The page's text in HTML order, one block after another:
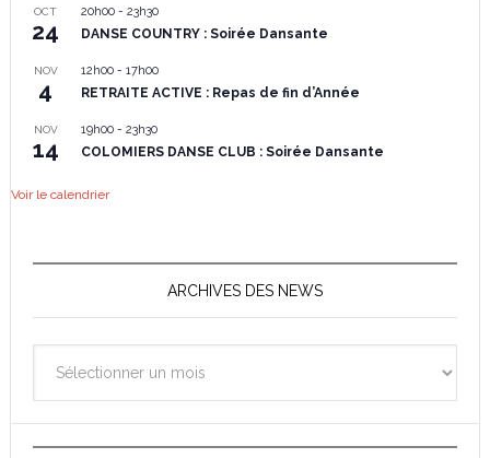
OCT
24
20h00- 23h30
DANSE COUNTRY : Soirée Dansante
NOV
4
12h00- 17h00
RETRAITE ACTIVE : Repas de fin d’Année
NOV
14
19h00- 23h30
COLOMIERS DANSE CLUB : Soirée Dansante
Voir le calendrier
ARCHIVES DES NEWS
des
News